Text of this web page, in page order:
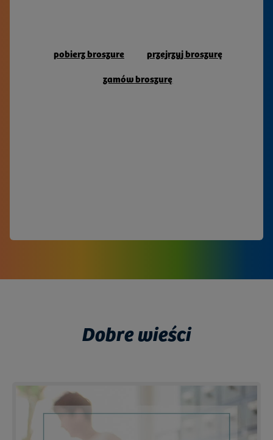
Reisende aus aller Welt. Sie staunen über prächtige
Bürgerhäuser, stolze Kirchen und wehrhafte
pobierz broszure
przejrzyj broszurę
zamów broszurę
Dobre wieści